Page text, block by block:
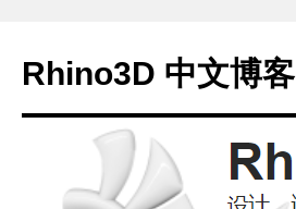
Rhino3D 中文博客